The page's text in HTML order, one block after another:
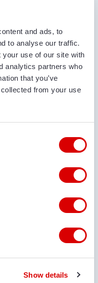
and ads, to
to analyse our traffic.
your use of our site with
analytics partners who
that you’ve
from your use
Show details